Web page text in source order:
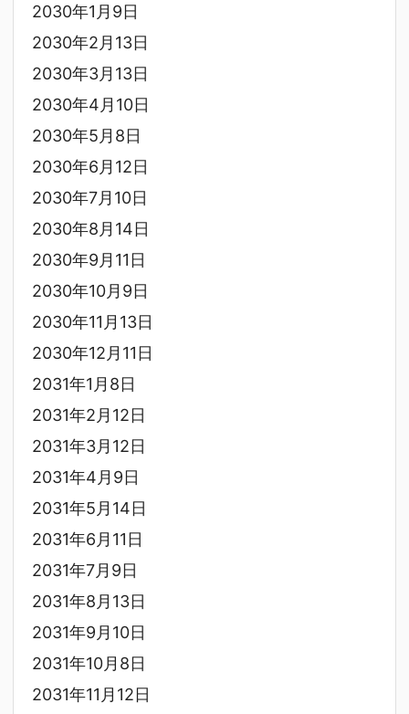
2030年1月9日
2030年2月13日
2030年3月13日
2030年4月10日
2030年5月8日
2030年6月12日
2030年7月10日
2030年8月14日
2030年9月11日
2030年10月9日
2030年11月13日
2030年12月11日
2031年1月8日
2031年2月12日
2031年3月12日
2031年4月9日
2031年5月14日
2031年6月11日
2031年7月9日
2031年8月13日
2031年9月10日
2031年10月8日
2031年11月12日